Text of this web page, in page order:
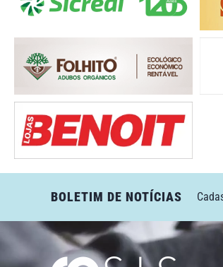
BOLETIM DE NOTÍCIAS